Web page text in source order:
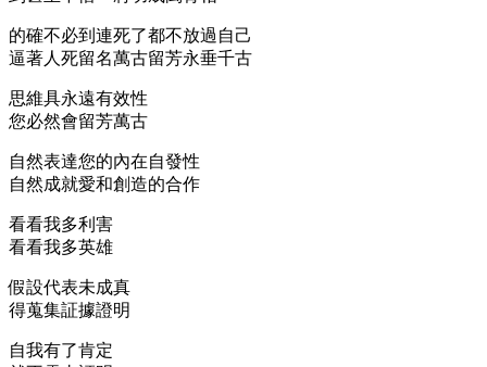
的確不必到連死了都不放過自己
逼著人死留名萬古留芳永垂千古
思維具永遠有效性
您必然會留芳萬古
自然表達您的內在自發性
自然成就愛和創造的合作
看看我多利害
看看我多英雄
假設代表未成真
得蒐集証據證明
自我有了肯定